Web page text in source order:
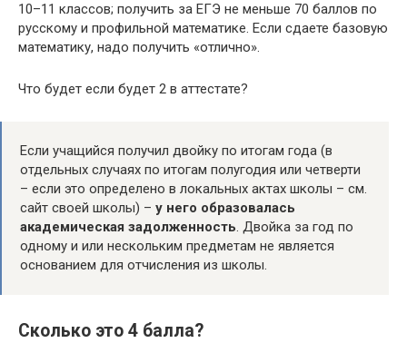
10–11 классов; получить за ЕГЭ не меньше 70 баллов по
русскому и профильной математике. Если сдаете базовую
математику, надо получить «отлично».
Что будет если будет 2 в аттестате?
Если учащийся получил двойку по итогам года (в
отдельных случаях по итогам полугодия или четверти
– если это определено в локальных актах школы – см.
сайт своей школы) – у него образовалась
академическая задолженность. Двойка за год по
одному и или нескольким предметам не является
основанием для отчисления из школы.
Сколько это 4 балла?